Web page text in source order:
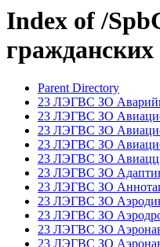
Index of /
Parent Directory
23 ЛЭГВС ЗО
23 ЛЭГВС ЗО
23 ЛЭГВС ЗО
23 ЛЭГВС ЗО
23 ЛЭГВС ЗО
23 ЛЭГВС ЗО
23 ЛЭГВС ЗО
23 ЛЭГВС ЗО
23 ЛЭГВС ЗО
23 ЛЭГВС ЗО
23 ЛЭГВС ЗО